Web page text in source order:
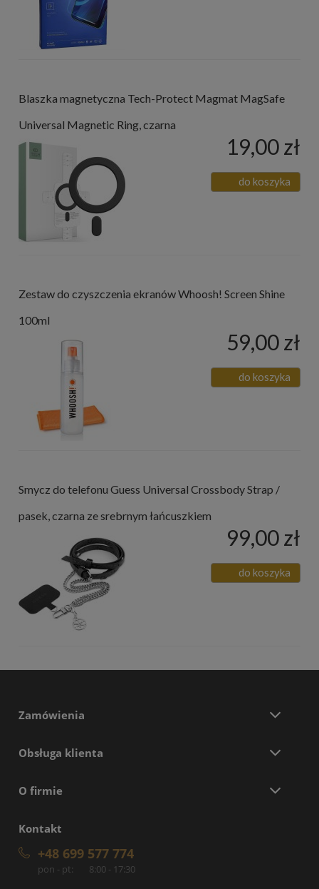
Blaszka magnetyczna Tech-Protect Magmat MagSafe
Universal Magnetic Ring, czarna
19,00 zł
do koszyka
Zestaw do czyszczenia ekranów Whoosh! Screen Shine
100ml
59,00 zł
do koszyka
Smycz do telefonu Guess Universal Crossbody Strap /
pasek, czarna ze srebrnym łańcuszkiem
99,00 zł
do koszyka
Zamówienia
Obsługa klienta
O firmie
Kontakt
+48 699 577 774
pon - pt: 8:00 - 17:30